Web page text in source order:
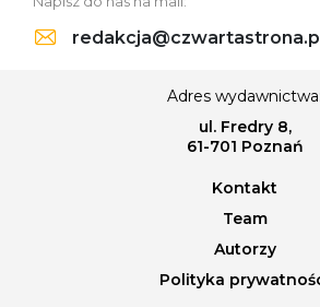
redakcja@czwartastrona.pl
Adres wydawnictwa:
ul. Fredry 8,
61-701 Poznań
Kontakt
Team
Autorzy
Polityka